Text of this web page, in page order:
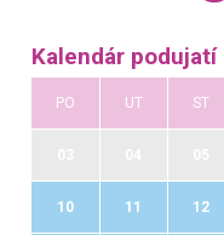
Kalendár podujatí
PO UT ST
10 11 12